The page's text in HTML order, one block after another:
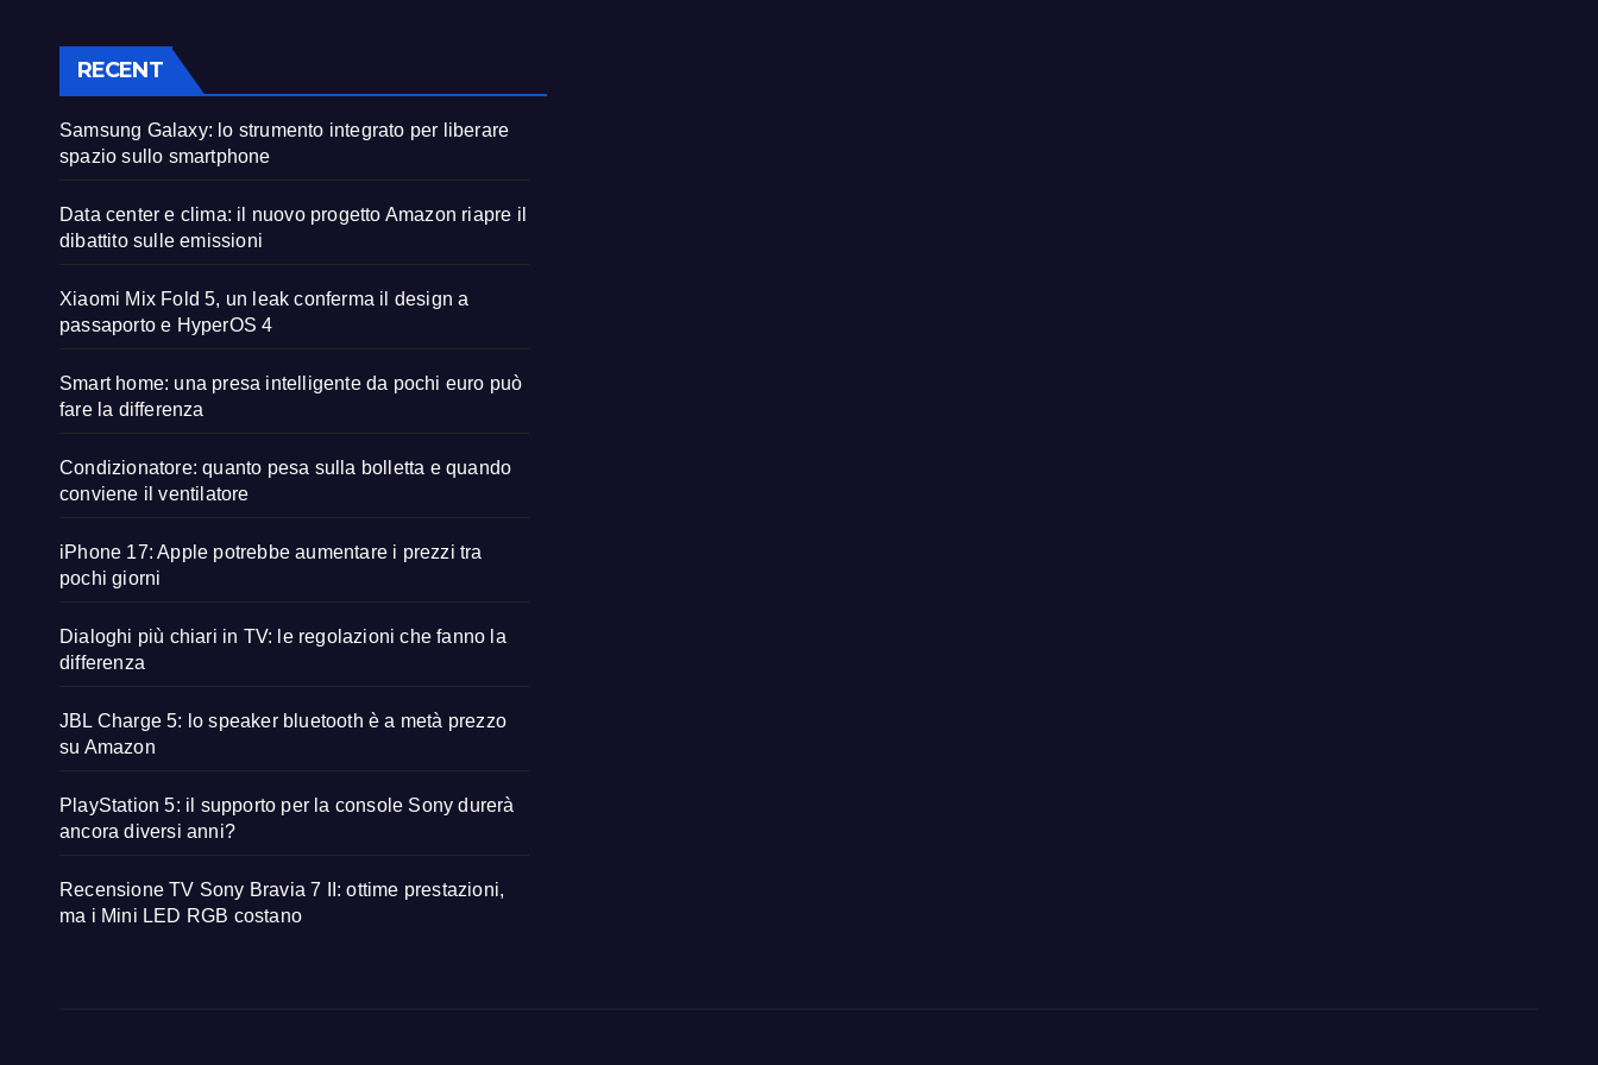
RECENT
Samsung Galaxy: lo strumento integrato per liberare
spazio sullo smartphone
Data center e clima: il nuovo progetto Amazon riapre il
dibattito sulle emissioni
Xiaomi Mix Fold 5, un leak conferma il design a
passaporto e HyperOS 4
Smart home: una presa intelligente da pochi euro può
fare la differenza
Condizionatore: quanto pesa sulla bolletta e quando
conviene il ventilatore
iPhone 17: Apple potrebbe aumentare i prezzi tra
pochi giorni
Dialoghi più chiari in TV: le regolazioni che fanno la
differenza
JBL Charge 5: lo speaker bluetooth è a metà prezzo
su Amazon
PlayStation 5: il supporto per la console Sony durerà
ancora diversi anni?
Recensione TV Sony Bravia 7 II: ottime prestazioni,
ma i Mini LED RGB costano